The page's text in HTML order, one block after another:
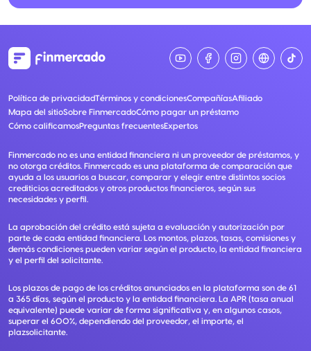
Política de privacidadTérminos y condicionesCompañíasAfiliado
Mapa del sitioSobre FinmercadoCómo pagar un préstamo
Cómo calificamosPreguntas frecuentesExpertos
Finmercado no es una entidad financiera ni un proveedor de préstamos, y
no otorga créditos. Finmercado es una plataforma de comparación que
ayuda a los usuarios a buscar, comparar y elegir entre distintos socios
crediticios acreditados y otros productos financieros, según sus
necesidades y perfil.
La aprobación del crédito está sujeta a evaluación y autorización por
parte de cada entidad financiera. Los montos, plazos, tasas, comisiones y
demás condiciones pueden variar según el producto, la entidad financiera
y el perfil del solicitante.
Los plazos de pago de los créditos anunciados en la plataforma son de 61
a 365 días, según el producto y la entidad financiera. La APR (tasa anual
equivalente) puede variar de forma significativa y, en algunos casos,
superar el 600%, dependiendo del proveedor, el importe, el
plazsolicitante.